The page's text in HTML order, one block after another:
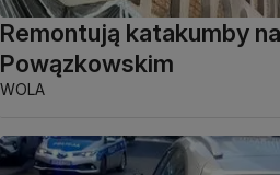
Remontują katakumby
Powązkowskim
WOLA